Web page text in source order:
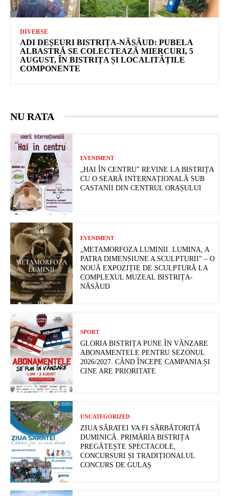
DIVERSE
ADI DEȘEURI BISTRIȚA-NĂSĂUD: PUBELA
ALBASTRĂ SE COLECTEAZĂ MIERCURI, 5
AUGUST, ÎN BISTRIȚA ȘI LOCALITĂȚILE
COMPONENTE
NU RATA
EVENIMENT
„HAI ÎN CENTRU” REVINE LA BISTRIȚA
CU O SEARĂ INTERNAȚIONALĂ SUB
CASTANII DIN CENTRUL ORAȘULUI
EVENIMENT
„METAMORFOZA LUMINII. LUMINA, A
PATRA DIMENSIUNE A SCULPTURII” – O
NOUĂ EXPOZIȚIE DE SCULPTURĂ LA
COMPLEXUL MUZEAL BISTRIȚA-
NĂSĂUD
SPORT
GLORIA BISTRIȚA PUNE ÎN VÂNZARE
ABONAMENTELE PENTRU SEZONUL
2026/2027. CÂND ÎNCEPE CAMPANIA ȘI
CINE ARE PRIORITATE
UNCATEGORIZED
ZIUA SĂRATEI VA FI SĂRBĂTORITĂ
DUMINICĂ. PRIMĂRIA BISTRIȚA
PREGĂTEȘTE SPECTACOLE,
CONCURSURI ȘI TRADIȚIONALUL
CONCURS DE GULAȘ